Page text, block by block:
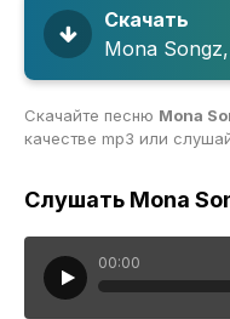
Скачать
Mona Songz,
Скачайте песню Mona
качестве mp3 или
Слушать Mona
00:00